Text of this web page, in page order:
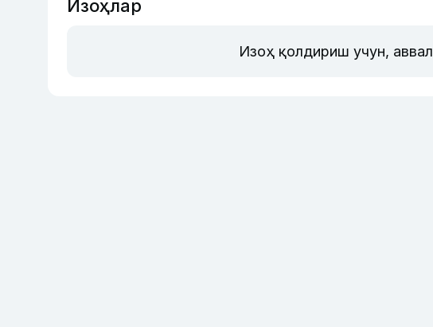
Изоҳлар
Изоҳ қолдириш учун, аввал